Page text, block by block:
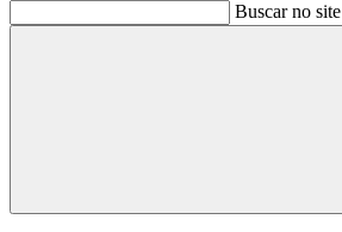
Buscar no site
Buscar